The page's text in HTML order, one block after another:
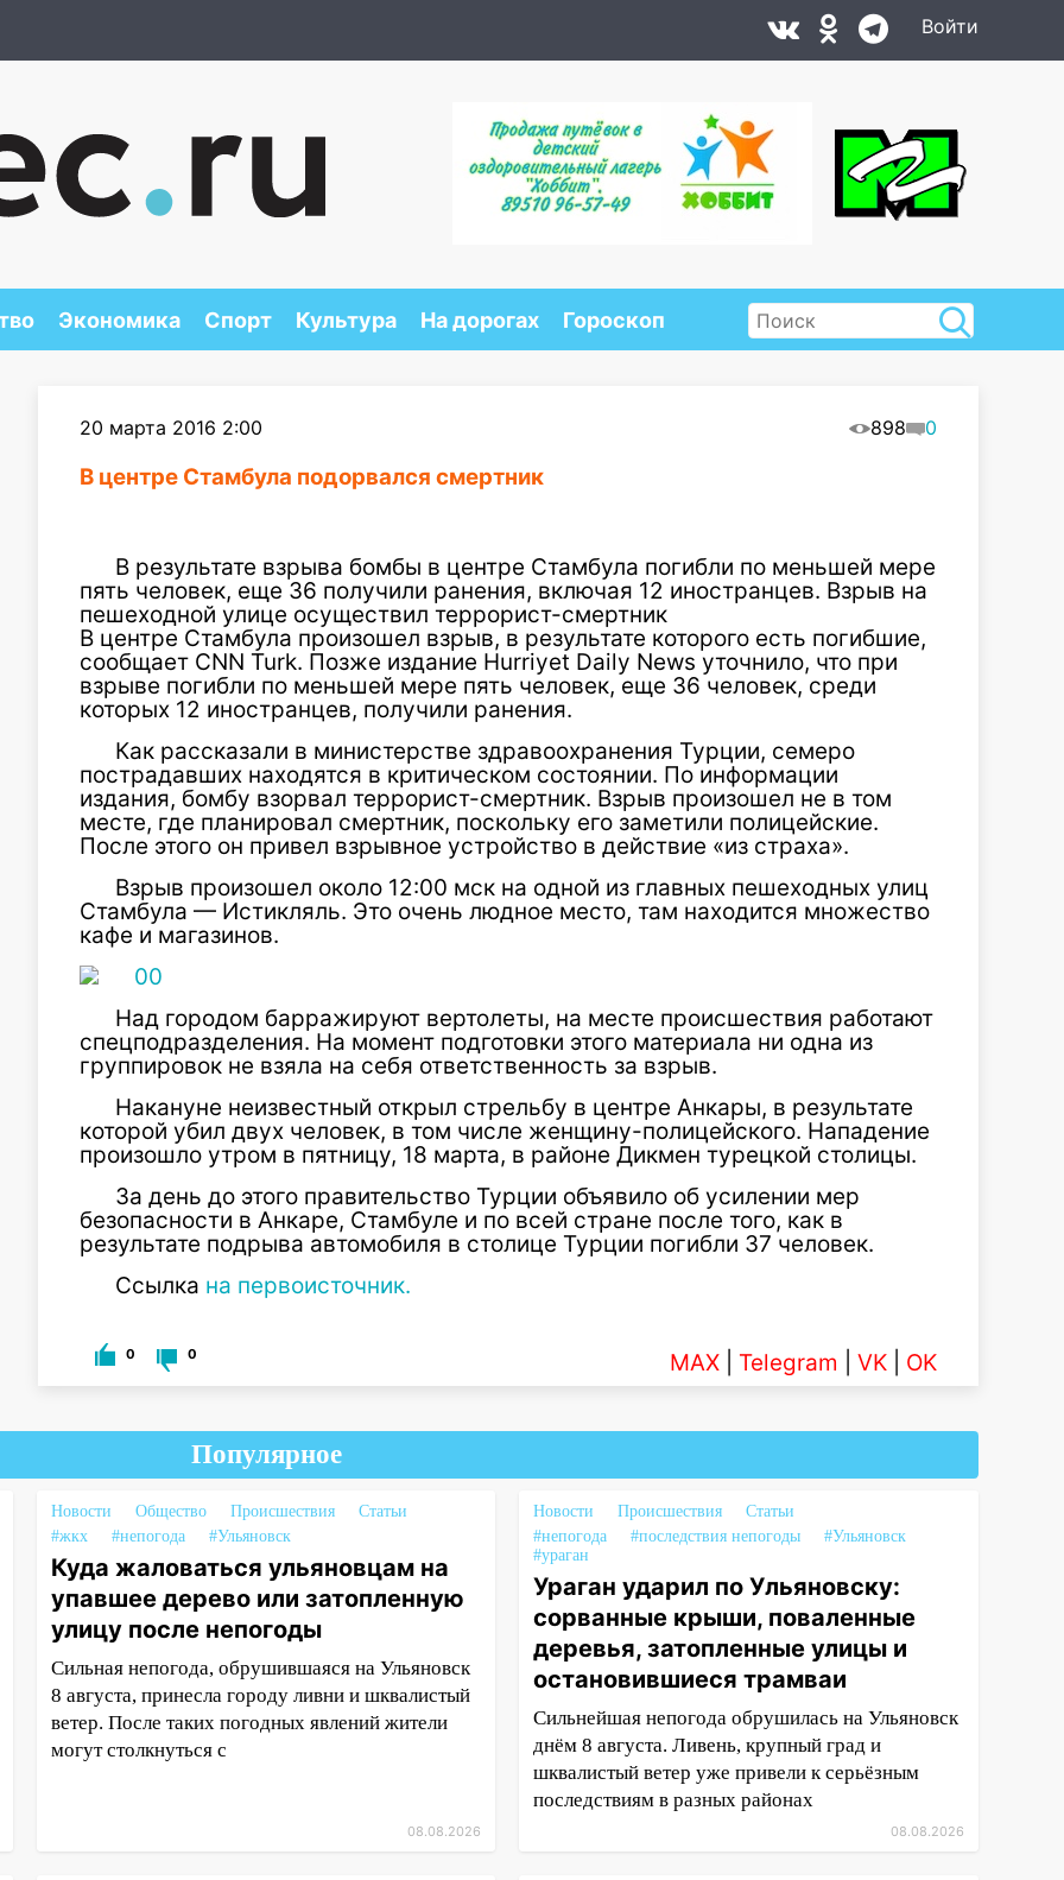
Войти
Экономика Спорт Культура На дорогах Гороскоп
20 марта 2016 2:00 898 0
В центре Стамбула подорвался смертник
В результате взрыва бомбы в центре Стамбула погибли по меньшей мере
пять человек, еще 36 получили ранения, включая 12 иностранцев. Взрыв на
пешеходной улице осуществил террорист-смертник
В центре Стамбула произошел взрыв, в результате которого есть погибшие,
сообщает CNN Turk. Позже издание Hurriyet Daily News уточнило, что при
взрыве погибли по меньшей мере пять человек, еще 36 человек, среди
которых 12 иностранцев, получили ранения.
Как рассказали в министерстве здравоохранения Турции, семеро
пострадавших находятся в критическом состоянии. По информации
издания, бомбу взорвал террорист-смертник. Взрыв произошел не в том
месте, где планировал смертник, поскольку его заметили полицейские.
После этого он привел взрывное устройство в действие «из страха».
​Взрыв произошел около 12:00 мск на одной из главных пешеходных улиц
Стамбула —​ Истикляль. Это очень людное место, т​ам находится множество
кафе и магазинов.
Над городом барражируют вертолеты, на месте происшествия работают
спецподразделения. На момент подготовки этого материала ни одна из
группировок не взяла на себя ответственность за взрыв.
Накануне неизвестный открыл стрельбу в центре Анкары, в результате
которой убил двух человек, в том числе женщину-полицейского. Нападение
произошло утром в пятницу, 18 марта, в районе Дикмен турецкой столицы.
За день до этого правительство Турции объявило об усилении мер
безопасности в Анкаре, Стамбуле и по всей стране после того, как в
результате подрыва автомобиля в столице Турции погибли 37 человек.
Ссылка на первоисточник.
0 0 MAX Telegram VK OK
Популярное
Новости Общество Происшествия
Статьи
#жкх
#непогода #Ульяновск
Куда жаловаться ульяновцам на
упавшее дерево или затопленную
улицу после непогоды
Сильная непогода, обрушившаяся на Ульяновск
8 августа, принесла городу ливни и шквалистый
ветер. После таких погодных явлений жители
могут столкнуться с
08.08.2026
Новости Происшествия
Статьи
#непогода
#последствия непогоды
#Ульяновск
#ураган
Ураган ударил по Ульяновску:
сорванные крыши, поваленные
деревья, затопленные улицы и
остановившиеся трамваи
Сильнейшая непогода обрушилась на Ульяновск
днём 8 августа. Ливень, крупный град и
шквалистый ветер уже привели к серьёзным
последствиям в разных районах
08.08.2026